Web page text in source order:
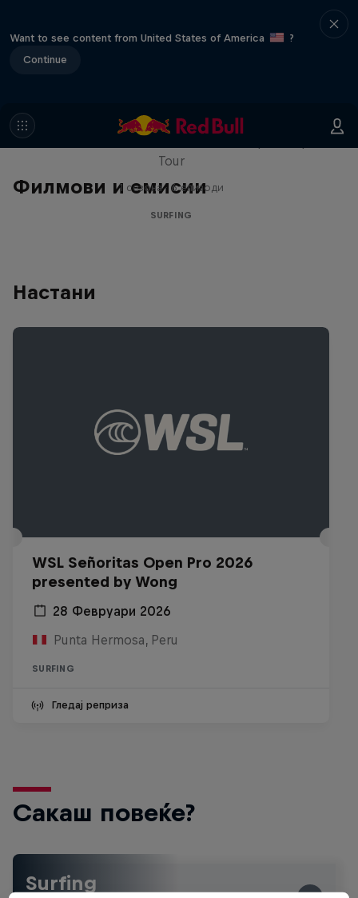
Want to see content from United States of America
?
Continue
Филмови и емисии
WSL Replay
Tour
1 сезона · 6 епизоди
SURFING
Настани
WSL Señoritas Open Pro 2026
presented by Wong
28 Февруари 2026
Punta Hermosa, Peru
SURFING
Гледај реприза
Сакаш повеќе?
Surfing